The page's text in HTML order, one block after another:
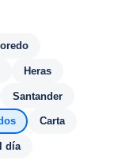
Heras
Santander
Carta
día